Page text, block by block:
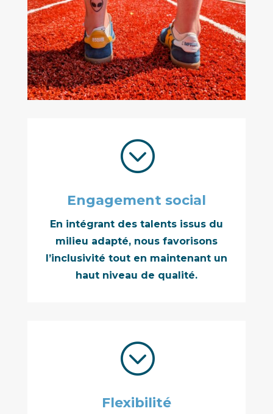
;
Engagement social
En intégrant des talents issus du
milieu adapté, nous favorisons
l’inclusivité tout en maintenant un
haut niveau de qualité.
;
Flexibilité